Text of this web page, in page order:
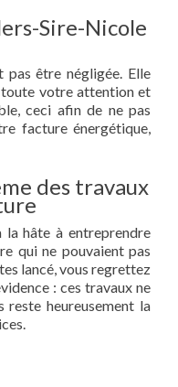
Sire-Nicole
être négligée. Elle
votre attention et
ceci afin de ne pas
facture énergétique,
des travaux
la hâte à entreprendre
qui ne pouvaient pas
lancé, vous regrettez
: ces travaux ne
heureusement la